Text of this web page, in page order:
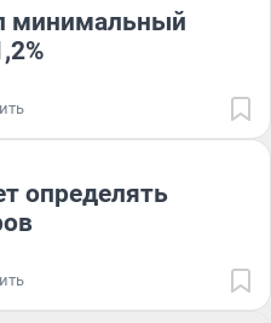
минимальный
определять